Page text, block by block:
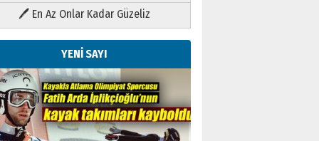
🖊 En Az Onlar Kadar Güzeliz
YENİ SAYI